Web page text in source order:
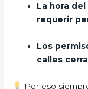
La hora
requerir
Los
calles
Por eso